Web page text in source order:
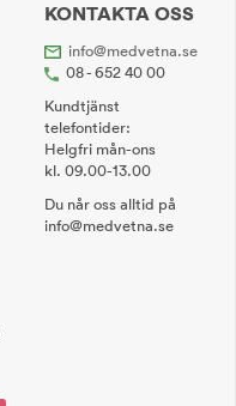
KONTAKTA OSS
info@medvetna.se
08 - 652 40 00
Kundtjänst
telefontider:
Helgfri mån-ons
kl. 09.00-13.00
Du når oss alltid på
info@medvetna.se